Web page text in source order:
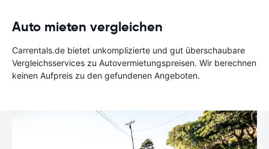
Auto mieten vergleichen
Carrentals.de bietet unkomplizierte und gut überschaubare
Vergleichsservices zu Autovermietungspreisen. Wir berechnen
keinen Aufpreis zu den gefundenen Angeboten.